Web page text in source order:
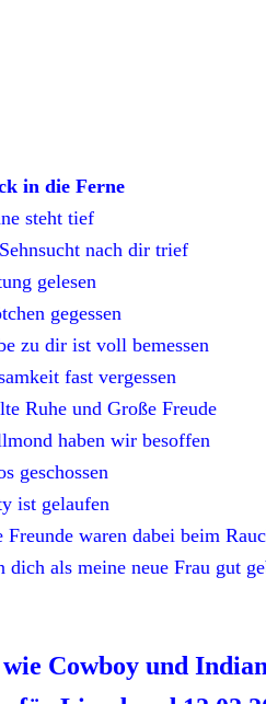
in die Ferne
steht tief
nach dir trief
gelesen
gegessen
zu dir ist voll bemessen
fast vergessen
Ruhe und Große Freude
haben wir besoffen
geschossen
ist gelaufen
Freunde waren dabei beim
dich als meine neue Frau gut
wie Cowboy und